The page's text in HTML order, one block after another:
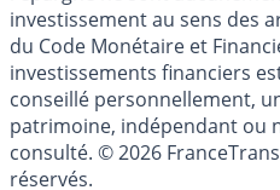
Les articles et
l'épargne ne sont
investissement au sens des
du Code Monétaire et
investissements financiers
conseillé personnellement,
patrimoine, indépendant ou